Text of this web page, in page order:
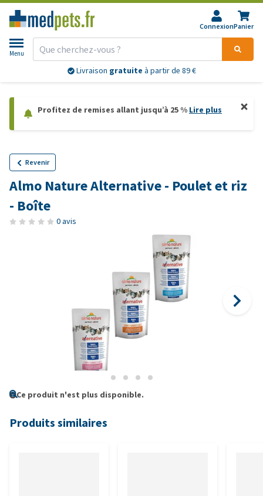
ConnexionPanier
Menu
Livraison gratuite à partir de 89 €
Profitez de remises allant jusqu’à 25 % Lire plus
Revenir
Almo Nature Alternative - Poulet et riz
- Boîte
0 avis
Ce produit n'est plus disponible.
Produits similaires